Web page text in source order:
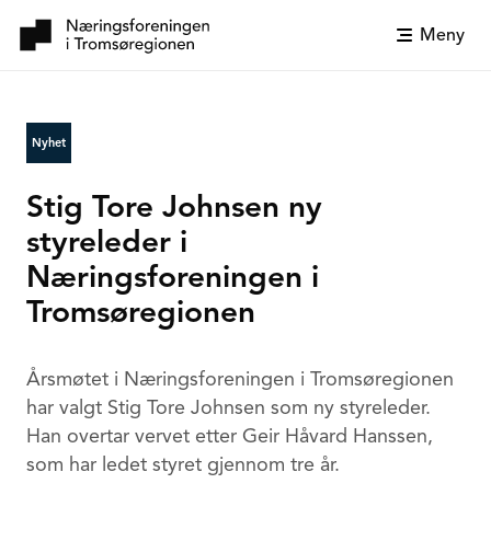
Meny
Nyhet
Stig Tore Johnsen ny
styreleder i
Næringsforeningen i
Tromsøregionen
Årsmøtet i Næringsforeningen i Tromsøregionen
har valgt Stig Tore Johnsen som ny styreleder.
Han overtar vervet etter Geir Håvard Hanssen,
som har ledet styret gjennom tre år.